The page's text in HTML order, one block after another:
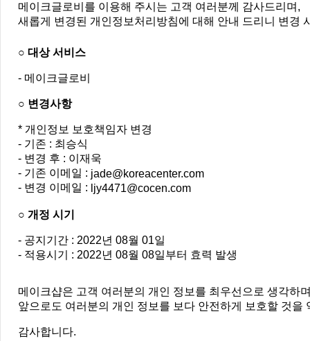
메이크글로비를 이용해 주시는 고객 여러분께 감사드리며,
새롭게 변경된 개인정보처리방침에 대해 안내 드리니 변경
○ 대상 서비스
- 메이크글로비
○ 변경사항
* 개인정보 보호책임자 변경
- 기존 : 최승식
- 변경 후 : 이재욱
- 기존 이메일 : jade@koreacenter.com
- 변경 이메일 : ljy4471@cocen.com
○ 개정 시기
- 공지기간 : 2022년 08월 01일
- 적용시기 : 2022년 08월 08일부터 효력 발생
메이크샵은 고객 여러분의 개인 정보를 최우선으로 생각하
앞으로도 여러분의 개인 정보를 보다 안전하게 보호할 것을
감사합니다.